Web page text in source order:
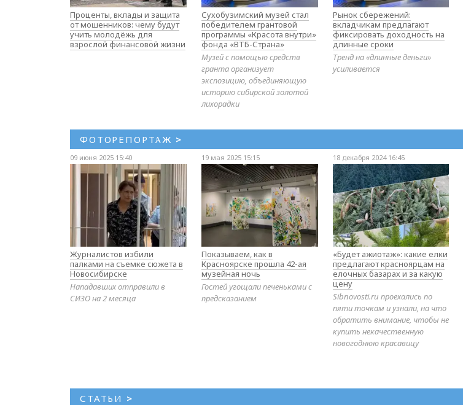
Проценты, вклады и защита
от мошенников: чему будут
учить молодёжь для
взрослой финансовой жизни
Сухобузимский музей стал
победителем грантовой
программы «Красота внутри»
фонда «ВТБ-Страна»
Музей с помощью средств
гранта организует
экспозицию, объединяющую
историю сибирской золотой
лихорадки
Рынок сбережений:
вкладчикам предлагают
фиксировать доходность на
длинные сроки
Тренд на «длинные деньги»
усиливается
ФОТОРЕПОРТАЖ >
09 июня 2025 15:40
Журналистов избили
палками на съемке сюжета в
Новосибирске
Нападавших отправили в
СИЗО на 2 месяца
19 мая 2025 15:15
Показываем, как в
Красноярске прошла 42-ая
музейная ночь
Гостей угощали печеньками с
предсказанием
18 декабря 2024 16:45
«Будет ажиотаж»: какие елки
предлагают красноярцам на
елочных базарах и за какую
цену
Sibnovosti.ru проехались по
пяти точкам и узнали, на что
обратить внимание, чтобы не
купить некачественную
новогоднюю красавицу
СТАТЬИ >